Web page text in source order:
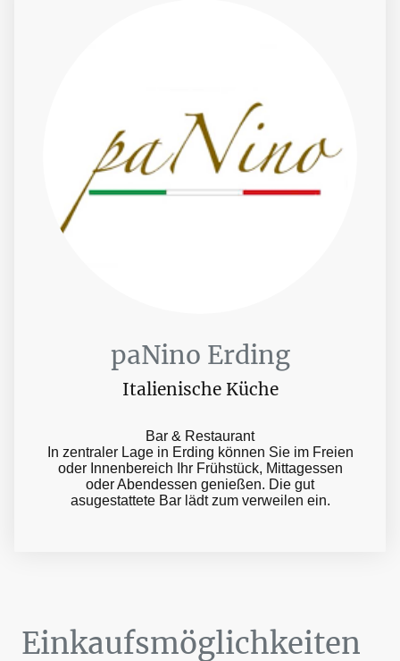
paNino Erding
Italienische Küche
Bar & Restaurant
In zentraler Lage in Erding können Sie im Freien
oder Innenbereich Ihr Frühstück, Mittagessen
oder Abendessen genießen. Die gut
asugestattete Bar lädt zum verweilen ein.
Einkaufsmöglichkeiten